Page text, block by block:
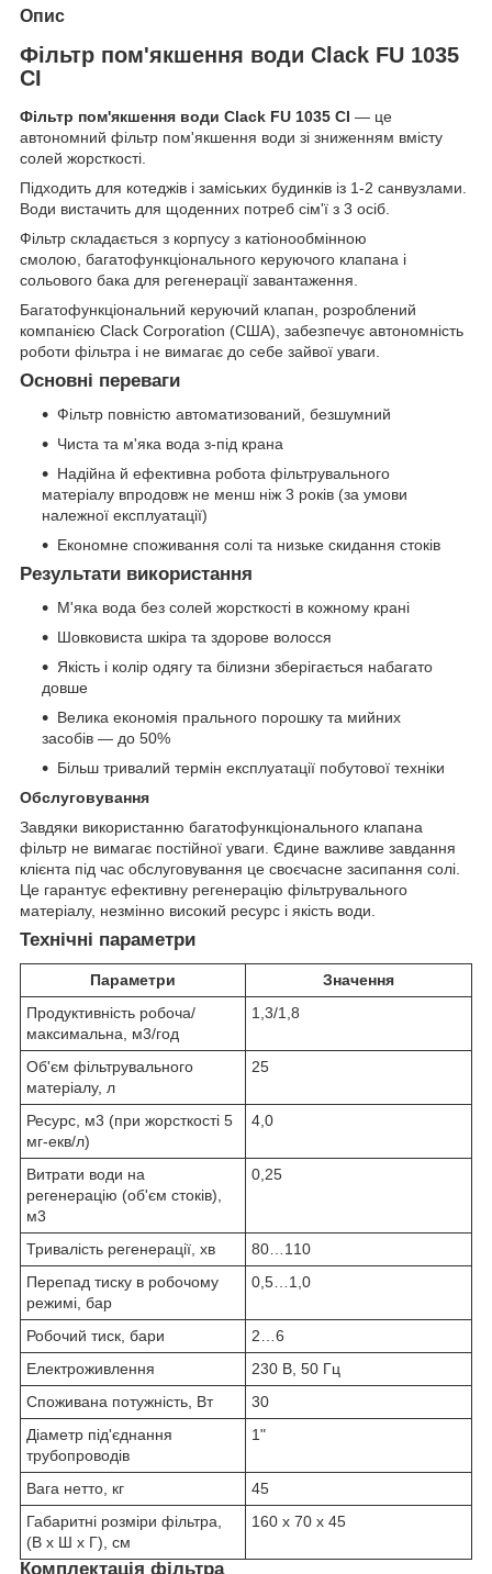
Опис
Фільтр пом'якшення води Clack FU 1035
CI
Фільтр пом'якшення води Clack FU 1035 CI — це
автономний фільтр пом'якшення води зі зниженням вмісту
солей жорсткості.
Підходить для котеджів і заміських будинків із 1-2 санвузлами.
Води вистачить для щоденних потреб сім'ї з 3 осіб.
Фільтр складається з корпусу з катіонообмінною
смолою, багатофункціонального керуючого клапана і
сольового бака для регенерації завантаження.
Багатофункціональний керуючий клапан, розроблений
компанією Clack Corporation (США), забезпечує автономність
роботи фільтра і не вимагає до себе зайвої уваги.
Основні переваги
Фільтр повністю автоматизований, безшумний
Чиста та м'яка вода з-під крана
Надійна й ефективна робота фільтрувального
матеріалу впродовж не менш ніж 3 років (за умови
належної експлуатації)
Економне споживання солі та низьке скидання стоків
Результати використання
М'яка вода без солей жорсткості в кожному крані
Шовковиста шкіра та здорове волосся
Якість і колір одягу та білизни зберігається набагато
довше
Велика економія прального порошку та мийних
засобів — до 50%
Більш тривалий термін експлуатації побутової техніки
Обслуговування
Завдяки використанню багатофункціонального клапана
фільтр не вимагає постійної уваги. Єдине важливе завдання
клієнта під час обслуговування це своєчасне засипання солі.
Це гарантує ефективну регенерацію фільтрувального
матеріалу, незмінно високий ресурс і якість води.
Технічні параметри
Параметри
Значення
Продуктивність робоча/
максимальна, м3/год
1,3/1,8
Об'єм фільтрувального
матеріалу, л
25
Ресурс, м3 (при жорсткості 5
мг-екв/л)
4,0
Витрати води на
регенерацію (об'єм стоків),
м3
0,25
Тривалість регенерації, хв
80…110
Перепад тиску в робочому
режимі, бар
0,5…1,0
Робочий тиск, бари
2…6
Електроживлення
230 В, 50 Гц
Споживана потужність, Вт
30
Діаметр під'єднання
трубопроводів
1"
Вага нетто, кг
45
Габаритні розміри фільтра,
(В х Ш х Г), см
160 х 70 х 45
Комплектація фільтра